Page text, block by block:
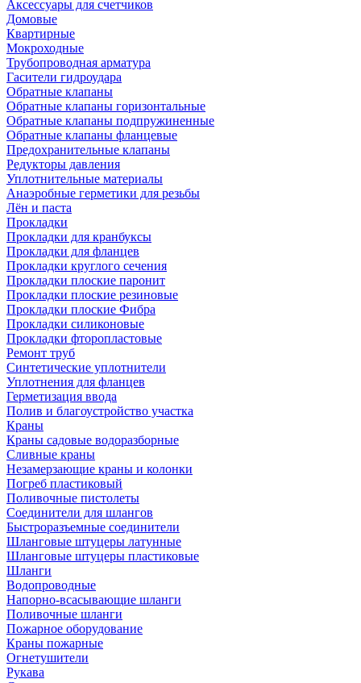
Аксессуары для счетчиков
Домовые
Квартирные
Мокроходные
Трубопроводная арматура
Гасители гидроудара
Обратные клапаны
Обратные клапаны горизонтальные
Обратные клапаны подпружиненные
Обратные клапаны фланцевые
Предохранительные клапаны
Редукторы давления
Уплотнительные материалы
Анаэробные герметики для резьбы
Лён и паста
Прокладки
Прокладки для кранбуксы
Прокладки для фланцев
Прокладки круглого сечения
Прокладки плоские паронит
Прокладки плоские резиновые
Прокладки плоские Фибра
Прокладки силиконовые
Прокладки фторопластовые
Ремонт труб
Синтетические уплотнители
Уплотнения для фланцев
Герметизация ввода
Полив и благоустройство участка
Краны
Краны садовые водоразборные
Сливные краны
Незамерзающие краны и колонки
Погреб пластиковый
Поливочные пистолеты
Соединители для шлангов
Быстроразъемные соединители
Шланговые штуцеры латунные
Шланговые штуцеры пластиковые
Шланги
Водопроводные
Напорно-всасывающие шланги
Поливочные шланги
Пожарное оборудование
Краны пожарные
Огнетушители
Рукава